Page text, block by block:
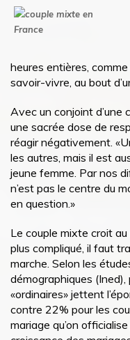
heures entières, comme
savoir-vivre, au bout
Avec un conjoint d’une
une sacrée dose de
réagir négativement.
les autres, mais il est
jeune femme. Par nos
n’est pas le centre du
en question.»
Le couple mixte croit
plus compliqué, il faut
marche. Selon les
démographiques
«ordinaires» jettent
contre 22% pour les
mariage qu’on